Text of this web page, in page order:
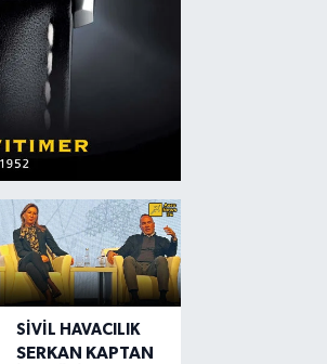
SIVIL HAVACILIK
SERKAN KAPTAN